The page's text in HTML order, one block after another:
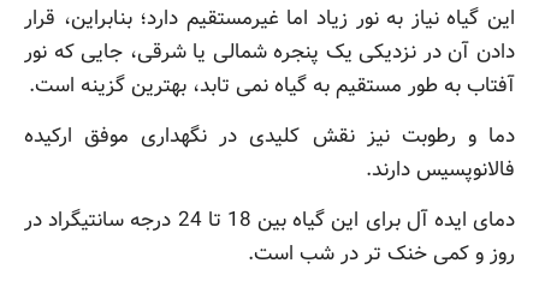
این گیاه نیاز به نور زیاد اما غیرمستقیم دارد؛ بنابراین، قرار
دادن آن در نزدیکی یک پنجره شمالی یا شرقی، جایی که نور
آفتاب به طور مستقیم به گیاه نمی تابد، بهترین گزینه است.
دما و رطوبت نیز نقش کلیدی در نگهداری موفق ارکیده
فالانوپسیس دارند.
دمای ایده آل برای این گیاه بین 18 تا 24 درجه سانتیگراد در
روز و کمی خنک تر در شب است.